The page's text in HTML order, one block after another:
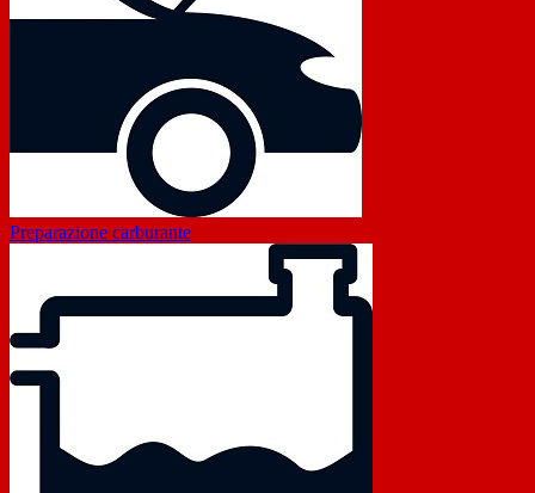
Preparazione carburante